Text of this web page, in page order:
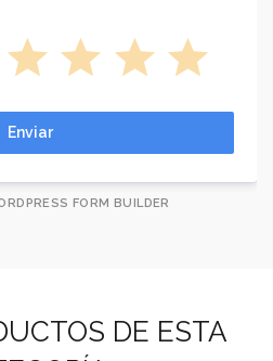
star star star star
Enviar
FORM BUILDER
DE ESTA